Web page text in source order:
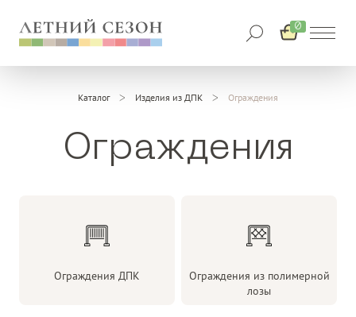
0
Каталог Изделия из ДПК Ограждения
Ограждения
Ограждения ДПК
Ограждения из полимерной
лозы